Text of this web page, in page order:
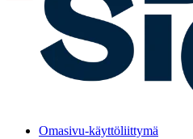
Omasivu-käyttöliittymä